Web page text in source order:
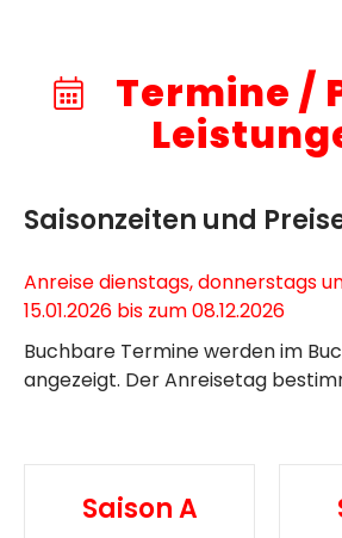
Termine /
Saisonzeiten und
Anreise dienstags, donnerstags
15.01.2026 bis zum 08.12.2026
Buchbare Termine werden im
angezeigt. Der Anreisetag
Saison A